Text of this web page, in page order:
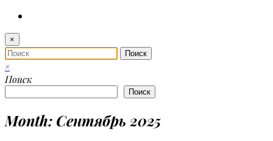
×
×
Поиск
Поиск
Month: Сентябрь 2025